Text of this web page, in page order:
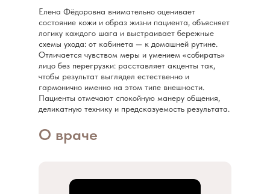
Елена Фёдоровна внимательно оценивает
состояние кожи и образ жизни пациента, объясняет
логику каждого шага и выстраивает бережные
схемы ухода: от кабинета — к домашней рутине.
Отличается чувством меры и умением «собирать»
лицо без перегрузки: расставляет акценты так,
чтобы результат выглядел естественно и
гармонично именно на этом типе внешности.
Пациенты отмечают спокойную манеру общения,
деликатную технику и предсказуемость результата.
О враче